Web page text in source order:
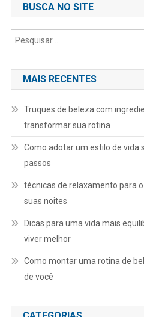
BUSCA NO SITE
MAIS RECENTES
Truques de beleza com
transformar sua rotina
Como adotar um estilo de vida
passos
técnicas de relaxamento para
suas noites
Dicas para uma vida mais
viver melhor
Como montar uma rotina de
de você